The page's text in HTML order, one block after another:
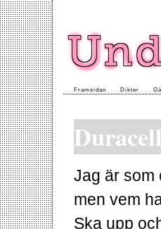
Framsidan Dikter
Jag är som
men vem
Ska upp